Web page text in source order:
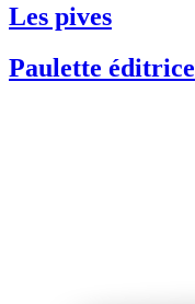
Les pives
Paulette éditrice